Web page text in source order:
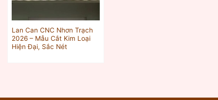
Lan Can CNC Nhơn Trạch
2026 – Mẫu Cắt Kim Loại
Hiện Đại, Sắc Nét